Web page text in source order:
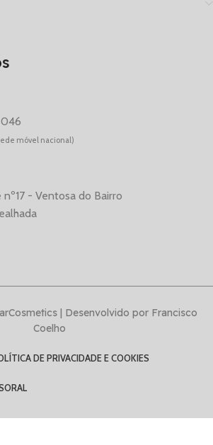
046
móvel nacional)
- Ventosa do Bairro
| Desenvolvido por Francisco
Coelho
DE PRIVACIDADE E COOKIES
RAL